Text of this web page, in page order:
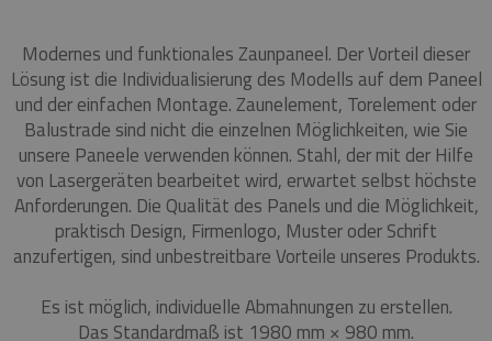
Modernes und funktionales Zaunpaneel. Der Vorteil dieser
Lösung ist die Individualisierung des Modells auf dem Paneel
und der einfachen Montage. Zaunelement, Torelement oder
Balustrade sind nicht die einzelnen Möglichkeiten, wie Sie
unsere Paneele verwenden können. Stahl, der mit der Hilfe
von Lasergeräten bearbeitet wird, erwartet selbst höchste
Anforderungen. Die Qualität des Panels und die Möglichkeit,
praktisch Design, Firmenlogo, Muster oder Schrift
anzufertigen, sind unbestreitbare Vorteile unseres Produkts.
Es ist möglich, individuelle Abmahnungen zu erstellen.
Das Standardmaß ist 1980 mm × 980 mm.